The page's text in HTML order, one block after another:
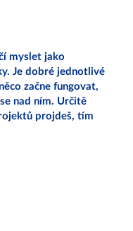
myslet jako
Je dobré jednotlivé
začne fungovat,
nad ním. Určitě
projdeš, tím